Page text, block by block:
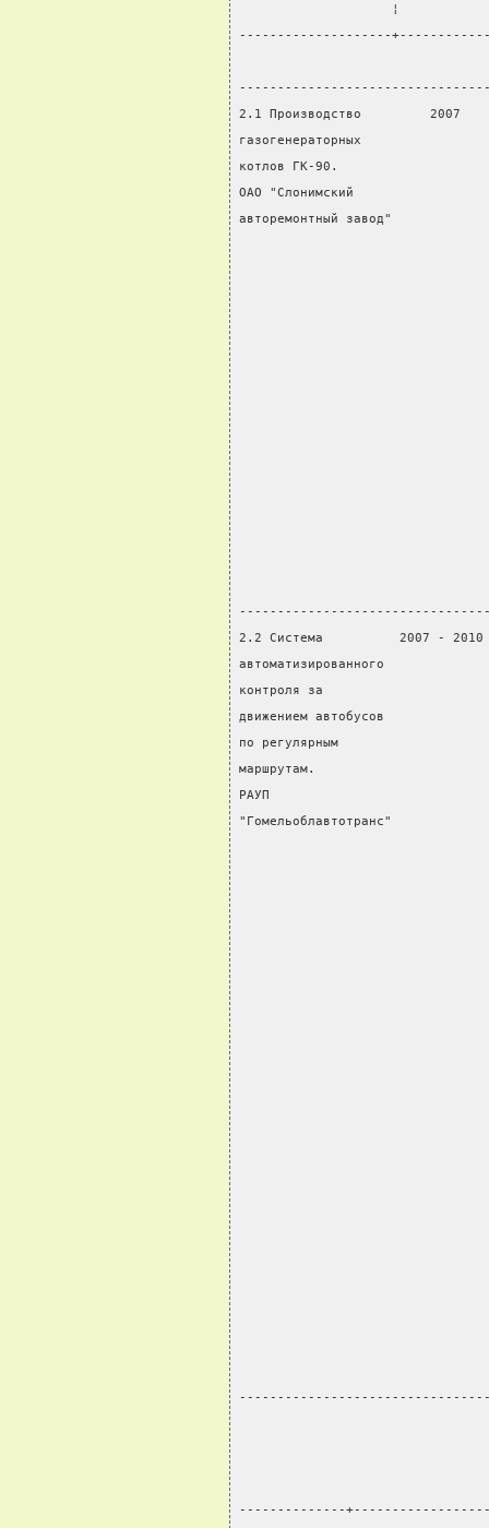
¦
--------------------
2.1 Производство
газогенераторных
котлов ГК-90.
ОАО "Слонимский
авторемонтный завод"
2.2 Система          2007 -
автоматизированного
контроля за
движением автобусов
по регулярным
маршрутам.
РАУП
"Гомельоблавтотранс"
--------------